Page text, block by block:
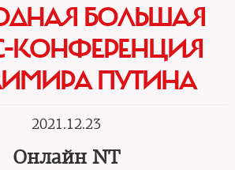
БОЛЬШАЯ
КОНФЕРЕНЦИЯ
ПУТИНА
2021.12.23
Онлайн NT